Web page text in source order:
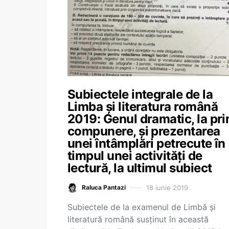
Subiectele integrale de la
Limba și literatura română
2019: Genul dramatic, la
compunere, și prezentarea
unei întâmplări petrecute în
timpul unei activități de
lectură, la ultimul subiect
Raluca Pantazi 18 iunie 2019
Subiectele de la examenul de Limbă și
literatură română susținut în această